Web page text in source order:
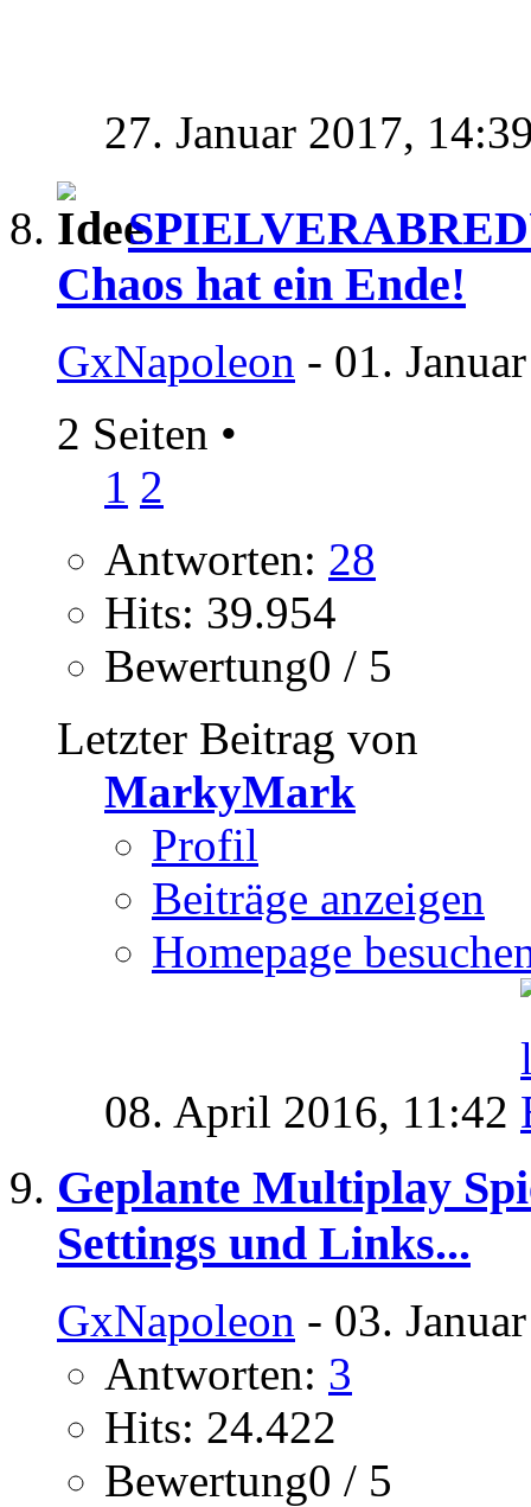
27. Januar 2017,
Chaos hat ein Ende!
GxNapoleon - 01.
2 Seiten •
1 2
Antworten: 28
Hits: 39.954
Bewertung0 / 5
Letzter Beitrag von
MarkyMark
Profil
Beiträge anzeigen
Homepage
08. April 2016, 11:42
Geplante Multiplay
Settings und Links...
GxNapoleon - 03.
Antworten: 3
Hits: 24.422
Bewertung0 / 5